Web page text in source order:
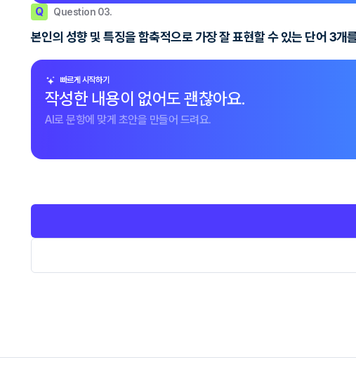
Q Question 03.
본인의 성향 및 특징을 함축적으로 가장 잘 표현할 수 있는 단어 3개
빠르게 시작하기
작성한 내용이 없어도 괜찮아요.
AI로 문항에 맞게 초안을 만들어 드려요.